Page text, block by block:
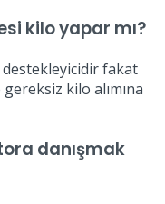
kilo yapar mı?
fakat
kilo alımına
danışmak